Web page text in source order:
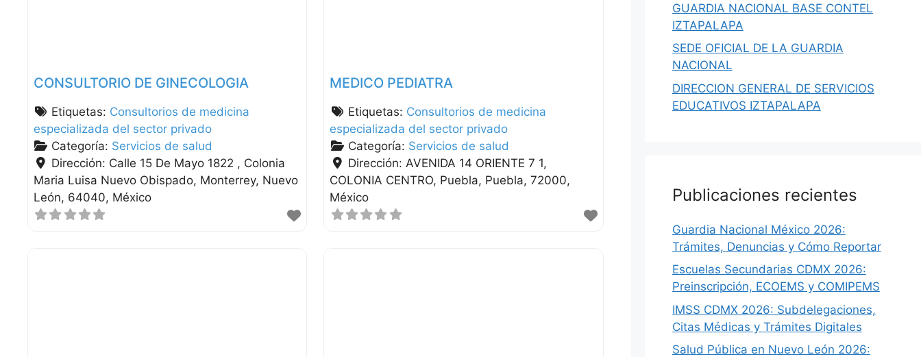
CONSULTORIO DE GINECOLOGIA
Etiquetas: Consultorios de medicina
especializada del sector privado
Categoría: Servicios de salud
Dirección: Calle 15 De Mayo 1822 , Colonia
Maria Luisa Nuevo Obispado Monterrey Nuevo
León 64040 México
MEDICO PEDIATRA
Etiquetas: Consultorios de medicina
especializada del sector privado
Categoría: Servicios de salud
Dirección: AVENIDA 14 ORIENTE 7 1,
COLONIA CENTRO Puebla Puebla 72000
México
GUARDIA NACIONAL BASE CONTEL
IZTAPALAPA
SEDE OFICIAL DE LA GUARDIA
NACIONAL
DIRECCION GENERAL DE SERVICIOS
EDUCATIVOS IZTAPALAPA
Publicaciones recientes
Guardia Nacional México 2026:
Trámites, Denuncias y Cómo Reportar
Escuelas Secundarias CDMX 2026:
Preinscripción, ECOEMS y COMIPEMS
IMSS CDMX 2026: Subdelegaciones,
Citas Médicas y Trámites Digitales
Salud Pública en Nuevo León 2026: